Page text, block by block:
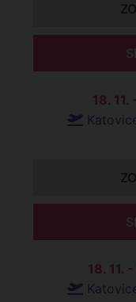
18.
18. 11.